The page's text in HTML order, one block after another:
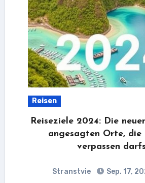
Reisen
Reiseziele 2024: Die
angesagten Orte, die
verpassen
Stranstvie Sep. 17,